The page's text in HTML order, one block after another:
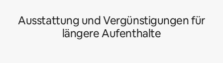
Ausstattung und Vergünstigungen für
längere Aufenthalte